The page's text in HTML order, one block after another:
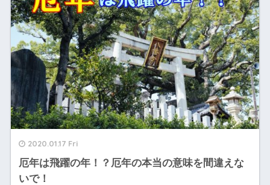
2020.01.17 Fri
厄年は飛躍の年！？厄年の本当の意味を間違えな
いで！